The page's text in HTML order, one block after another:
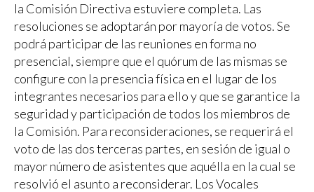
la Comisión Directiva estuviere completa. Las
resoluciones se adoptarán por mayoría de votos. Se
podrá participar de las reuniones en forma no
presencial, siempre que el quórum de las mismas se
configure con la presencia física en el lugar de los
integrantes necesarios para ello y que se garantice la
seguridad y participación de todos los miembros de
la Comisión. Para reconsideraciones, se requerirá el
voto de las dos terceras partes, en sesión de igual o
mayor número de asistentes que aquélla en la cual se
resolvió el asunto a reconsiderar. Los Vocales